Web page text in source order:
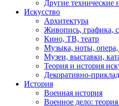
Другие технические
Искусство
Архитектура
Живопись, графика,
Кино, ТВ, театр
Музыка, ноты, опера,
Музеи, выставки,
Теория и история
Декоративно-
История
Военная история
Военное дело: